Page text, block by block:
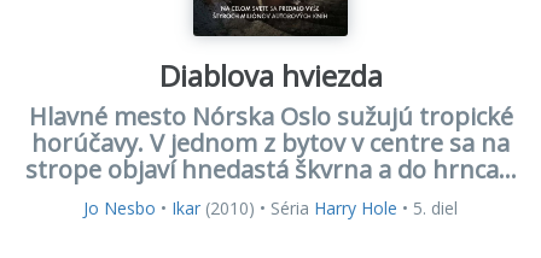
Diablova hviezda
Hlavné mesto Nórska Oslo sužujú tropické
horúčavy. V jednom z bytov v centre sa na
strope objaví hnedastá škvrna a do hrnca...
Jo Nesbo • Ikar (2010) • Séria Harry Hole • 5. diel